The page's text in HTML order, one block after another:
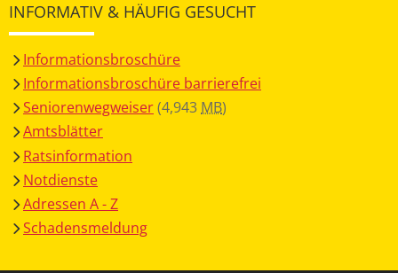
INFORMATIV & HÄUFIG GESUCHT
Informationsbroschüre
Informationsbroschüre barrierefrei
Seniorenwegweiser(4,943 MB)
Amtsblätter
Ratsinformation
Notdienste
Adressen A - Z
Schadensmeldung